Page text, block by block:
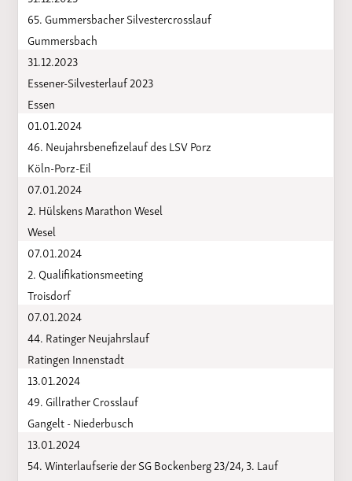
65. Gummersbacher Silvestercrosslauf
Gummersbach
31.12.2023
Essener-Silvesterlauf 2023
Essen
01.01.2024
46. Neujahrsbenefizelauf des LSV Porz
Köln-Porz-Eil
07.01.2024
2. Hülskens Marathon Wesel
Wesel
07.01.2024
2. Qualifikationsmeeting
Troisdorf
07.01.2024
44. Ratinger Neujahrslauf
Ratingen Innenstadt
13.01.2024
49. Gillrather Crosslauf
Gangelt - Niederbusch
13.01.2024
54. Winterlaufserie der SG Bockenberg 23/24, 3. Lauf